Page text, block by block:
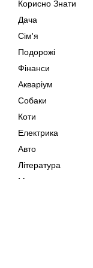
Корисно Знати
Дача
Сім'я
Подорожі
Фінанси
Акваріум
Собаки
Коти
Електрика
Авто
Література
Музика